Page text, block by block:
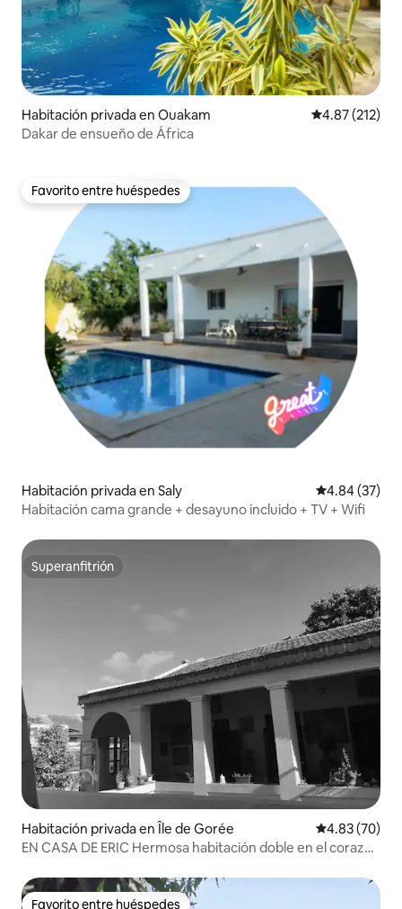
Habitación privada en Ouakam Calificación
4.87 (212)
Dakar de ensueño de África
Favorito entre huéspedes
Favorito entre huéspedes
Habitación privada en Saly Calificación
4.84 (37)
Habitación cama grande + desayuno incluido + TV + Wifi
Superanfitrión
Superanfitrión
Habitación privada en Île de Gorée Calificación
4.83 (70)
EN CASA DE ERIC Hermosa habitación doble en el corazón
Favorito entre huéspedes